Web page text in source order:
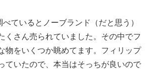
ているとノーブランド（だと思う）
くさん売られていました。その中でフ
物をいくつか眺めてます。フィリップ
ていたので、本当はそっちが良いので